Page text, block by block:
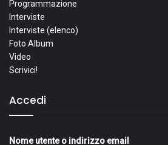
Programmazione
Interviste
Interviste (elenco)
Foto Album
Video
Scrivici!
Accedi
Nome utente o indirizzo email